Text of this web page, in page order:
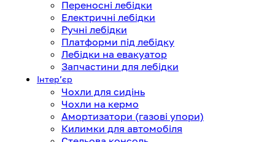
Переносні лебідки
Електричні лебідки
Ручні лебідки
Платформи під лебідку
Лебідки на евакуатор
Запчастини для лебідки
Інтерʼєр
Чохли для сидінь
Чохли на кермо
Амортизатори (газові упори)
Килимки для автомобіля